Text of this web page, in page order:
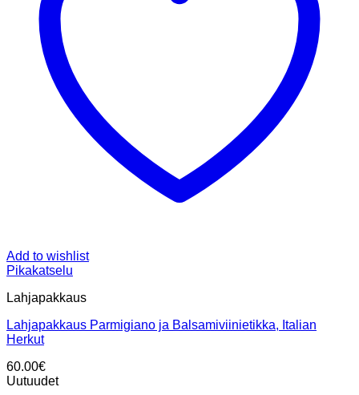
Add to wishlist
Pikakatselu
Lahjapakkaus
Lahjapakkaus Parmigiano ja Balsamiviinietikka, Italian
Herkut
60.00€
Uutuudet